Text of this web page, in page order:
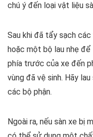
chú ý đến loại vật liệu
Sau khi đã tẩy sạch
hoặc một bộ lau nhẹ
phía trước của xe đến
vùng đã vệ sinh. Hãy
các bộ phận.
Ngoài ra, nếu sàn xe bị